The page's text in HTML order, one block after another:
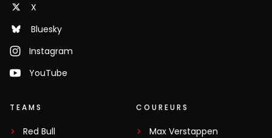
X
Bluesky
Instagram
YouTube
TEAMS
Red Bull
COUREURS
Max Verstappen